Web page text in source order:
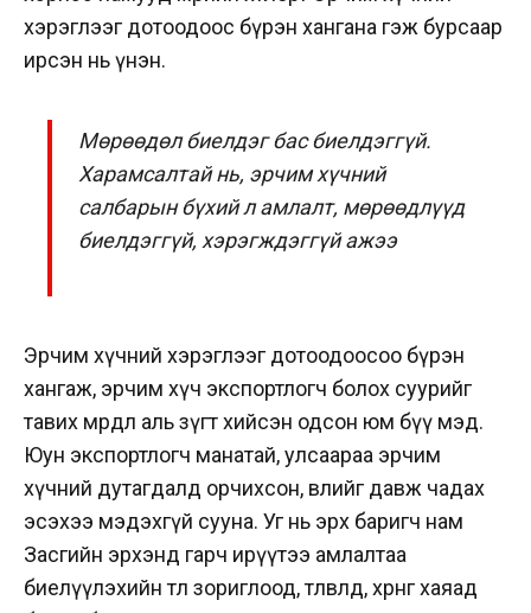
хэрэглээг дотоодоос бүрэн хангана гэж бурсаар
ирсэн нь үнэн.
Мөрөөдөл биелдэг бас биелдэггүй.
Харамсалтай нь, эрчим хүчний
салбарын бүхий л амлалт, мөрөөдлүүд
биелдэггүй, хэрэгждэггүй ажээ
Эрчим хүчний хэрэглээг дотоодоосоо бүрэн
хангаж, эрчим хүч экспортлогч болох суурийг
тавих мөрөөдөл аль зүгт хийсэн одсон юм бүү мэд.
Юун экспортлогч манатай, улсаараа эрчим
хүчний дутагдалд орчихсон, өвлийг давж чадах
эсэхээ мэдэхгүй сууна. Уг нь эрх баригч нам
Засгийн эрхэнд гарч ирүүтээ амлалтаа
биелүүлэхийн төлөө зориглоод, төлөвлөөд, хөрөнгө хаяад